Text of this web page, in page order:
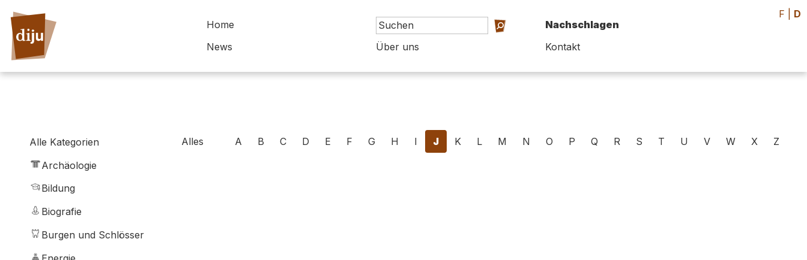
Home
Nachschlagen
News
Über uns Kontakt
F D
Alle Kategorien
Archäologie
Bildung
Biografie
Burgen und Schlösser
Alles A B C D E F G H I J K L M N O P Q R S T U V W X Z